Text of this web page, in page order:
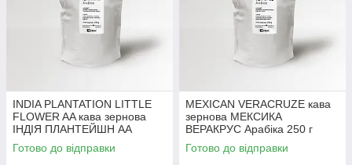
INDIA PLANTATION LITTLE
FLOWER AA кава зернова
ІНДІЯ ПЛАНТЕЙШН АА
арабіка 250 г
Свіжообсмажена кава
Готово до відправки
MEXICAN VERACRUZE кава
зернова МЕКСИКА
ВЕРАКРУС Арабіка 250 г
Свіжообсмажена кава
Моносорт
Готово до відправки